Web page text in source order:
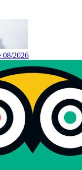
08/2026